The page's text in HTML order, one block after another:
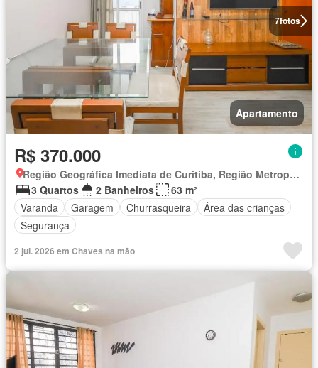
7fotos
Apartamento
R$ 370.000
Região Geográfica Imediata de Curitiba, Região Metropolitana de Curitiba
3 Quartos
2 Banheiros
63 m²
Varanda
Garagem Churrasqueira
Área das crianças
Segurança
2 jul. 2026 em Chaves na mão